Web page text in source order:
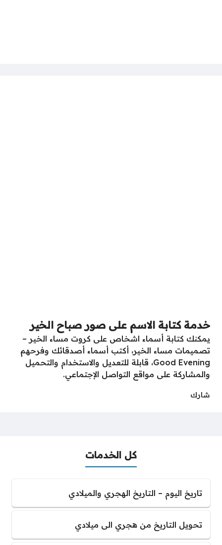
خدمة كتابة الاسم على صور صباح الخير
يمكنك كتابة أسماء اشخاص على كروت مساء الخير –
تصميمات مساء الخير، أكتب أسماء أصدقائك وفرحهم
Good Evening، قابلة للتعديل والاستخدام والتحميل
والمشاركة على مواقع التواصل الإجتماعي.
شارك
كل الخدمات
تاريخ اليوم – التاريخ الهجري والميلادي
تحويل التاريخ من هجري الى ميلادي